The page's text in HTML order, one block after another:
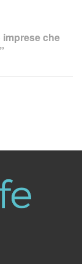
imprese che